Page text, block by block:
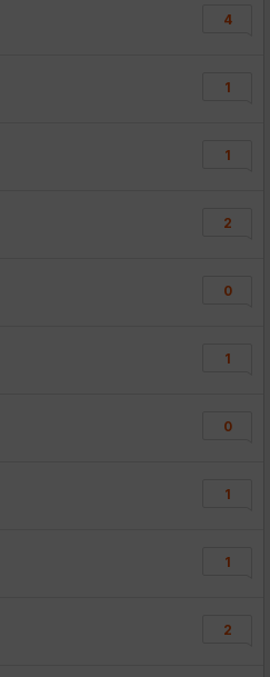
4
1
1
2
0
1
0
1
1
2